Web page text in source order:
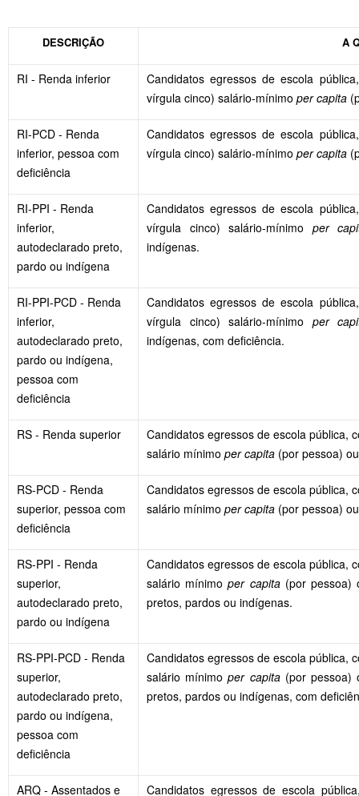
DESCRIÇÃO A
RI - Renda inferior
Candidatos egressos de escola
vírgula cinco) salário-mínimo per capita
RI-PCD - Renda
inferior, pessoa com
deficiência
Candidatos egressos de escola
vírgula cinco) salário-mínimo per capita
RI-PPI - Renda
inferior,
autodeclarado preto,
pardo ou indígena
Candidatos egressos de escola
vírgula cinco) salário-mínimo per
indígenas.
RI-PPI-PCD - Renda
inferior,
autodeclarado preto,
pardo ou indígena,
pessoa com
deficiência
Candidatos egressos de escola
vírgula cinco) salário-mínimo per
indígenas, com deficiência.
RS - Renda superior
Candidatos egressos de escola pública,
salário mínimo per capita (por pessoa)
RS-PCD - Renda
superior, pessoa com
deficiência
Candidatos egressos de escola pública,
salário mínimo per capita (por pessoa)
RS-PPI - Renda
superior,
autodeclarado preto,
pardo ou indígena
Candidatos egressos de escola pública,
salário mínimoper capita(por pessoa)
pretos, pardos ou indígenas.
RS-PPI-PCD - Renda
superior,
autodeclarado preto,
pardo ou indígena,
pessoa com
deficiência
Candidatos egressos de escola pública,
salário mínimoper capita(por pessoa)
pretos, pardos ou indígenas, com
ARQ - Assentados e Candidatos egressos de escola